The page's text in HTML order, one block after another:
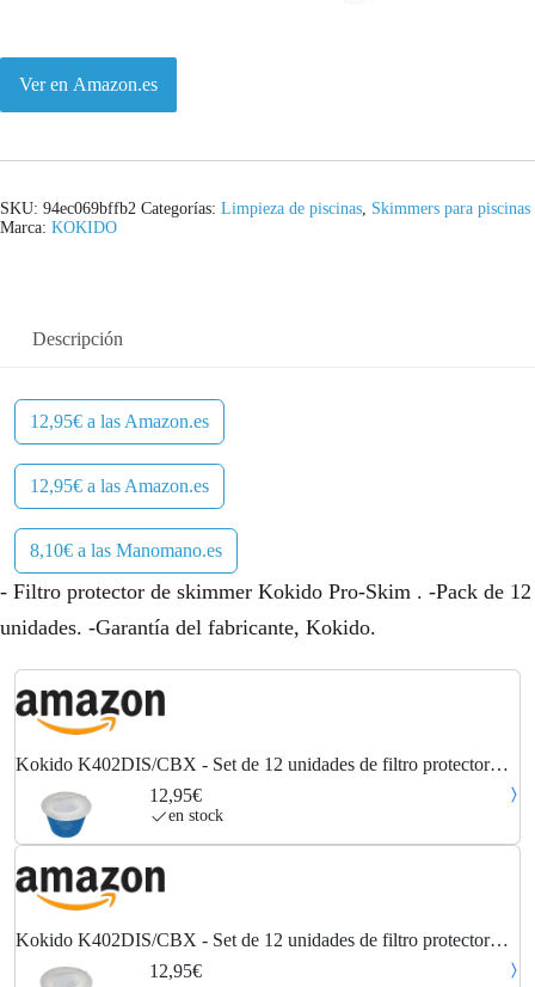
Ver en Amazon.es
SKU: 94ec069bffb2 Categorías: Limpieza de piscinas, Skimmers para piscinas
Marca: KOKIDO
Descripción
12,95€ a las Amazon.es
12,95€ a las Amazon.es
8,10€ a las Manomano.es
- Filtro protector de skimmer Kokido Pro-Skim . -Pack de 12
unidades. -Garantía del fabricante, Kokido.
Kokido K402DIS/CBX - Set de 12 unidades de filtro protector
skimmer de 14.5 x 32 x 22 cm
12,95€
en stock
Kokido K402DIS/CBX - Set de 12 unidades de filtro protector
skimmer de 14.5 x 32 x 22 cm
12,95€